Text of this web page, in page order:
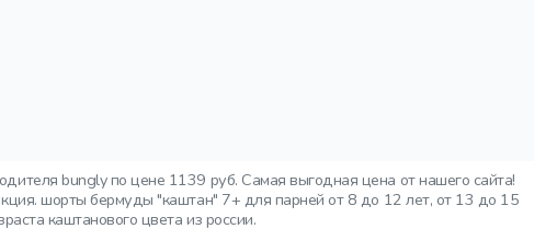
bungly по цене 1139 руб. Самая выгодная цена от нашего сайта!
шорты бермуды "каштан" 7+ для парней от 8 до 12 лет, от 13 до 15
каштанового цвета из россии.